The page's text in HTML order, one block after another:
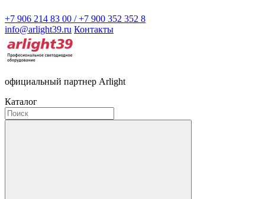
+7 906 214 83 00 / +7 900 352 352 8
info@arlight39.ru Контакты
официальный партнер Arlight
Каталог